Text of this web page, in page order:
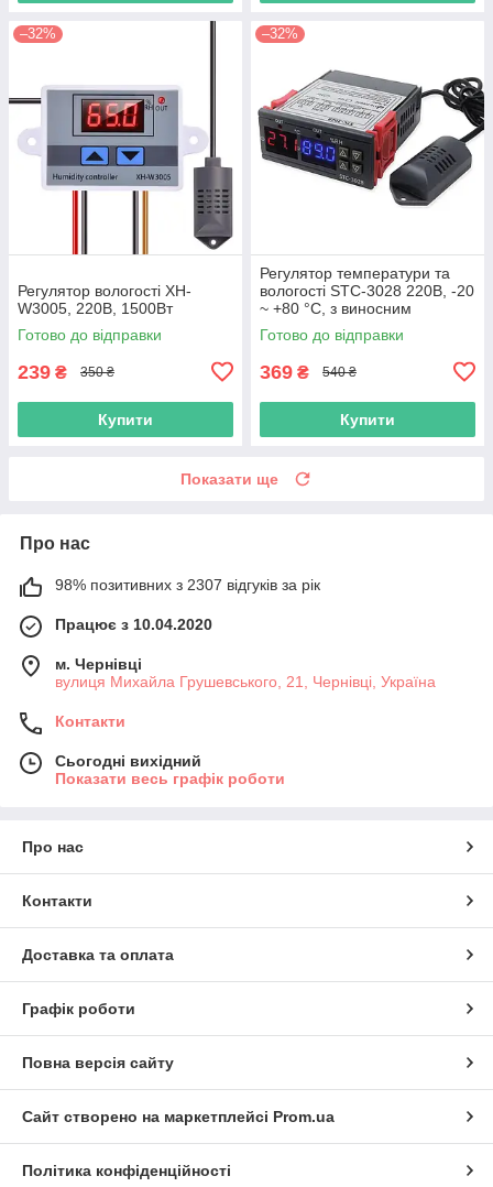
–32%
Регулятор вологості XH-
W3005, 220В, 1500Вт
Готово до відправки
239 ₴ 350 ₴
Купити
–32%
Регулятор температури та
вологості STC-3028 220В, -20
~ +80 °C, з виносним
датчиком
Готово до відправки
369 ₴ 540 ₴
Купити
Показати ще
Про нас
98% позитивних з 2307 відгуків за рік
Працює з 10.04.2020
м. Чернівці
вулиця Михайла Грушевського, 21, Чернівці, Україна
Контакти
Сьогодні вихідний
Показати весь графік роботи
Про нас
Контакти
Доставка та оплата
Графік роботи
Повна версія сайту
Сайт створено на маркетплейсі Prom.ua
Політика конфіденційності